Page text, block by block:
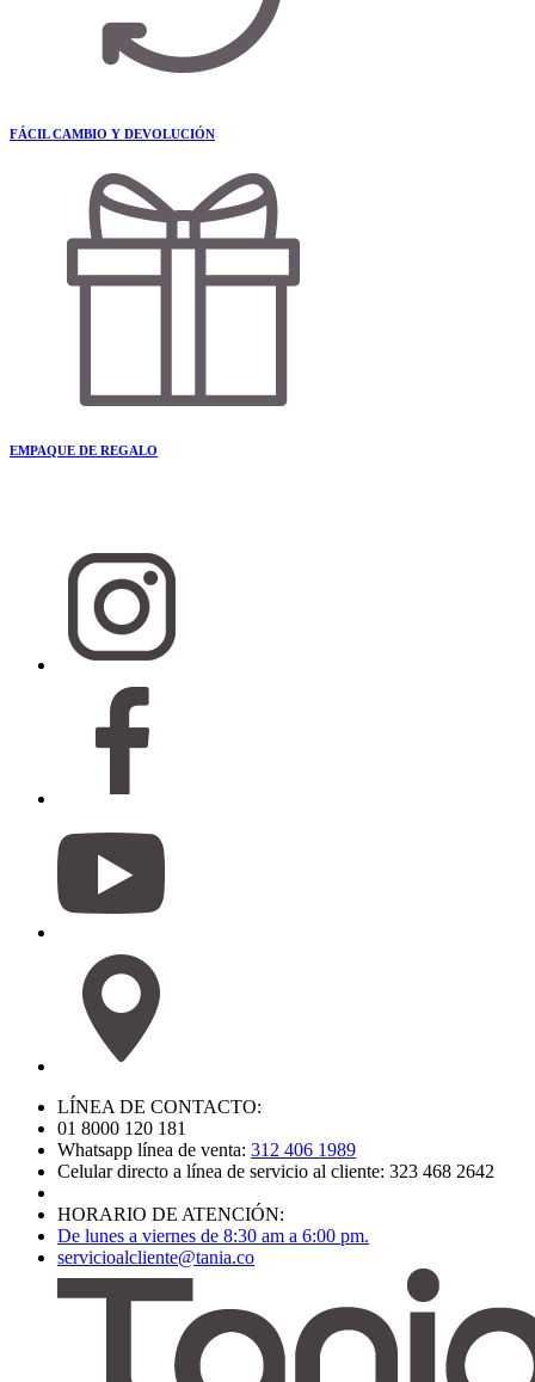
FÁCIL CAMBIO Y DEVOLUCIÓN
EMPAQUE DE REGALO
LÍNEA DE CONTACTO:
01 8000 120 181
Whatsapp línea de venta: 312 406 1989
Celular directo a línea de servicio al cliente: 323 468 2642
HORARIO DE ATENCIÓN:
De lunes a viernes de 8:30 am a 6:00 pm.
servicioalcliente@tania.co